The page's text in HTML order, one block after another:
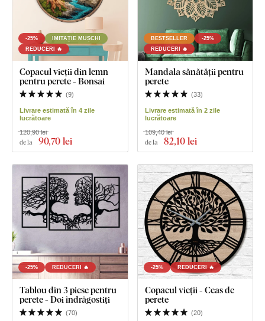
-25%
IMITAȚIE MUȘCHI
REDUCERI 🔥
Copacul vieții din lemn
pentru perete - Bonsai
(9)
Livrare estimată în 4 zile
lucrătoare
de la 90,70 lei
120,90 lei
BESTSELLER
-25%
REDUCERI 🔥
Mandala sănătății pentru
perete
(33)
Livrare estimată în 2 zile
lucrătoare
de la 82,10 lei
109,40 lei
-25% REDUCERI 🔥
Tablou din 3 piese pentru
perete - Doi îndrăgostiți
(70)
-25% REDUCERI 🔥
Copacul vieții - Ceas de
perete
(20)